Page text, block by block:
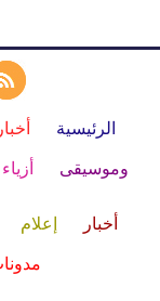
الرئيسية
وموسيقى أزياء
أخبار إعلام